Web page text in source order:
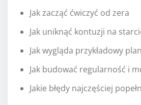
Jak zacząć ćwiczyć od zera
Jak uniknąć kontuzji na
Jak wygląda przykładowy
Jak budować regularność i
Jakie błędy najczęściej